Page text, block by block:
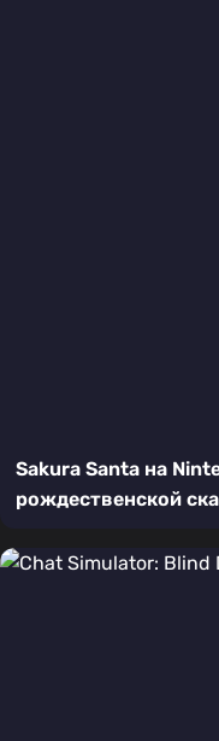
Sakura Santa на
рождественской